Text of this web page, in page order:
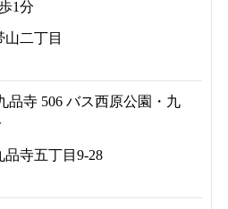
1分
二丁目
品寺 506 バス西原公園・九
寺五丁目9-28